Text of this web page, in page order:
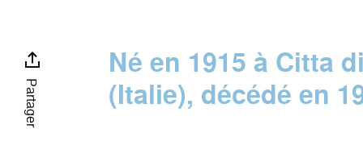
Partager
Né en 1915 à Citta
(Italie), décédé en